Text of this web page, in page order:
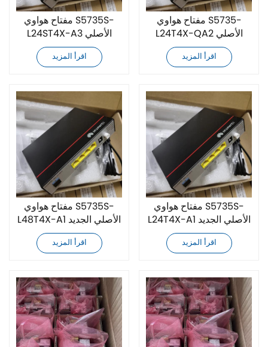
مفتاح هواوي S5735S-
L24ST4X-A3 الأصلي
الجديد تمامًا
اقرأ المزيد
مفتاح هواوي S5735-
L24T4X-QA2 الأصلي
الجديد تمامًا
اقرأ المزيد
مفتاح هواوي S5735S-
L48T4X-A1 الأصلي الجديد
تمامًا
اقرأ المزيد
مفتاح هواوي S5735S-
L24T4X-A1 الأصلي الجديد
تمامًا
اقرأ المزيد